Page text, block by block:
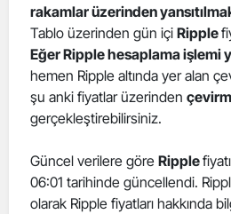
rakamlar üzerinden
Tablo üzerinden gün içi Ripple
Eğer Ripple hesaplama işlemi
hemen Ripple altında yer alan
şu anki fiyatlar üzerinden
gerçekleştirebilirsiniz.
Güncel verilere göre Ripple
06:01 tarihinde güncellendi.
olarak Ripple fiyatları hakkında